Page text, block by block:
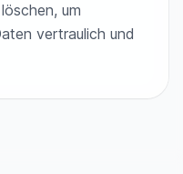
um
vertraulich und